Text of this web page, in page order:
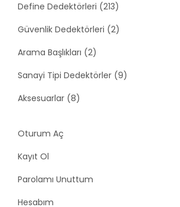
Define Dedektörleri (213)
Güvenlik Dedektörleri (2)
Arama Başlıkları (2)
Sanayi Tipi Dedektörler (9)
Aksesuarlar (8)
Oturum Aç
Kayıt Ol
Parolamı Unuttum
Hesabım